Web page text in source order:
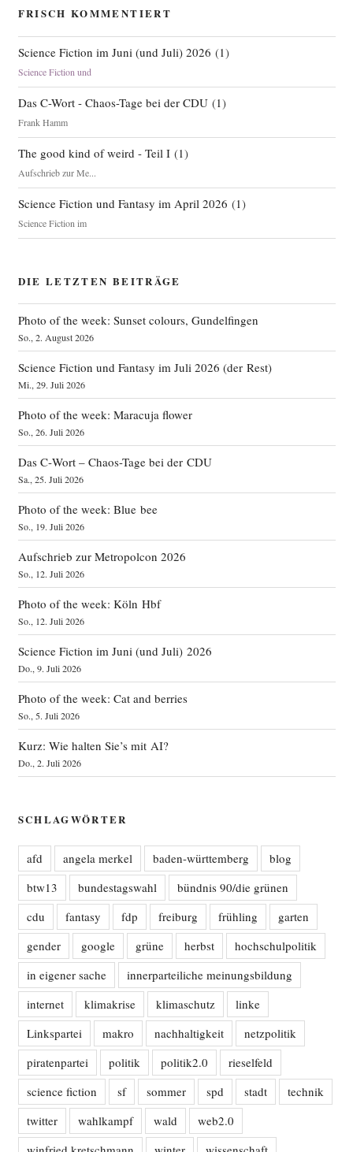
FRISCH KOMMENTIERT
Science Fiction im Juni (und Juli) 2026 (1)
Science Fiction und
Das C-Wort - Chaos-Tage bei der CDU(1)
Frank Hamm
The good kind of weird - Teil I(1)
Aufschrieb zur Me...
Science Fiction und Fantasy im April 2026 (1)
Science Fiction im
DIE LETZTEN BEITRÄGE
Photo of the week: Sunset colours, Gundelfingen
So., 2. August 2026
Science Fiction und Fantasy im Juli 2026 (der Rest)
Mi., 29. Juli 2026
Photo of the week: Maracuja flower
So., 26. Juli 2026
Das C‑Wort – Chaos-Tage bei der CDU
Sa., 25. Juli 2026
Photo of the week: Blue bee
So., 19. Juli 2026
Aufschrieb zur Metropolcon 2026
So., 12. Juli 2026
Photo of the week: Köln Hbf
So., 12. Juli 2026
Science Fiction im Juni (und Juli) 2026
Do., 9. Juli 2026
Photo of the week: Cat and berries
So., 5. Juli 2026
Kurz: Wie halten Sie’s mit AI?
Do., 2. Juli 2026
SCHLAGWÖRTER
afd angela merkel baden-württemberg
blog
btw13
bundestagswahl
bündnis 90/die grünen
cdu
fantasy fdp freiburg frühling
garten
gender
google grüne herbst
hochschulpolitik
in eigener sache
innerparteiliche meinungsbildung
internet
klimakrise klimaschutz
linke
Linkspartei
makro nachhaltigkeit
netzpolitik
piratenpartei
politik politik2.0
rieselfeld
science fiction
sf sommer spd stadt
technik
twitter
wahlkampf wald
web2.0